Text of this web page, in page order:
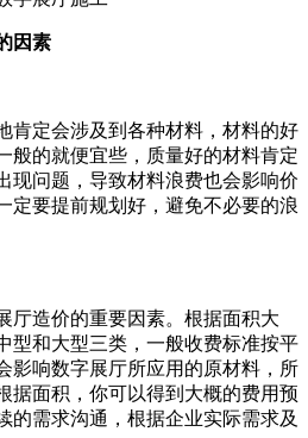
因素
肯定会涉及到各种材料，材料的好
般的就便宜些，质量好的材料肯定
现问题，导致材料浪费也会影响价
定要提前规划好，避免不必要的浪
厅造价的重要因素。根据面积大
型和大型三类，一般收费标准按平
影响数字展厅所应用的原材料，所
据面积，你可以得到大概的费用预
的需求沟通，根据企业实际需求及